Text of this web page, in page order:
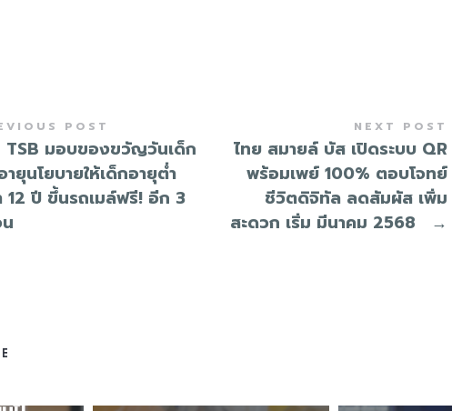
POST
TSB มอบของขวัญวันเด็ก
ยุนโยบายให้เด็กอายุต่ำ
12 ปี ขึ้นรถเมล์ฟรี! อีก 3
NEXT POST
ไทย สมายล์ บัส เปิดระบบ QR
พร้อมเพย์ 100% ตอบโจทย์
ชีวิตดิจิทัล ลดสัมผัส เพิ่ม
สะดวก เริ่ม มีนาคม 2568
→